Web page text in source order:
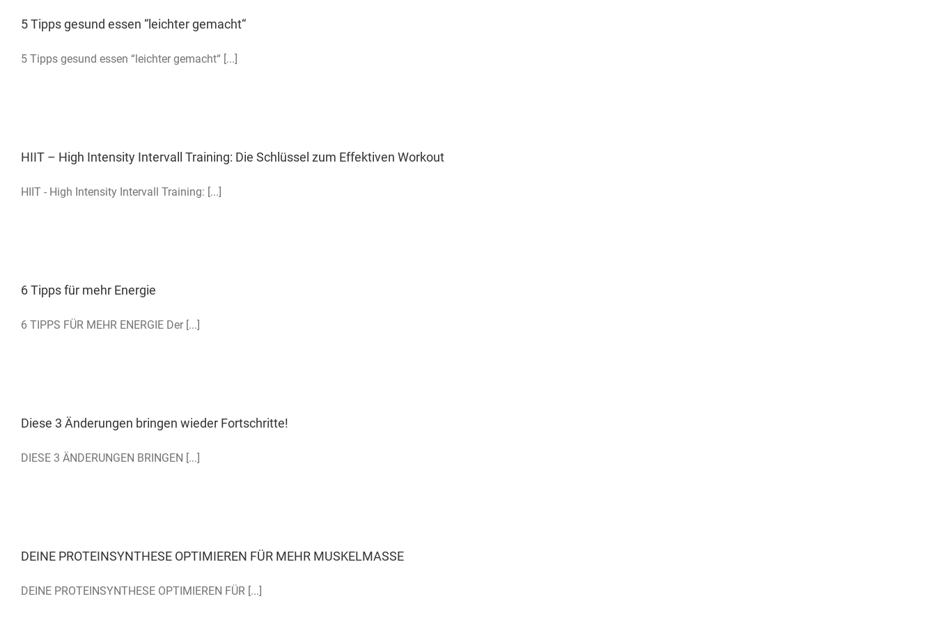
5 Tipps gesund essen “leichter gemacht“
5 Tipps gesund essen “leichter gemacht“ [...]
HIIT – High Intensity Intervall Training: Die Schlüssel zum Effektiven Workout
HIIT - High Intensity Intervall Training: [...]
6 Tipps für mehr Energie
6 TIPPS FÜR MEHR ENERGIE Der [...]
Diese 3 Änderungen bringen wieder Fortschritte!
DIESE 3 ÄNDERUNGEN BRINGEN [...]
DEINE PROTEINSYNTHESE OPTIMIEREN FÜR MEHR MUSKELMASSE
DEINE PROTEINSYNTHESE OPTIMIEREN FÜR [...]